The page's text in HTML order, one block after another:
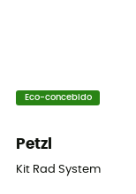
Eco-concebido
Petzl
Kit Rad System